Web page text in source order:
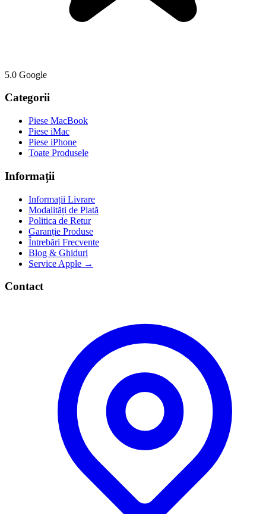
5.0 Google
Categorii
Piese MacBook
Piese iMac
Piese iPhone
Toate Produsele
Informații
Informații Livrare
Modalități de Plată
Politica de Retur
Garanție Produse
Întrebări Frecvente
Blog & Ghiduri
Service Apple →
Contact